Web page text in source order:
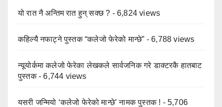
यो रात नै अन्तिम रात हुन् सक्छ ? - 6,824 views
कहिल्यै नफाट्ने पुस्तक “कलेजो फेरेको मान्छे” - 6,788 views
न्यूयोर्कमा कलेजो फेरेका लेखकले सार्वजनिक गरे डाक्टरकै हातबाट
पुस्तक- 6,744 views
यसरी जन्मियो ‘कलेजो फेरेको मान्छे’ नामक पुस्तक ! - 5,706